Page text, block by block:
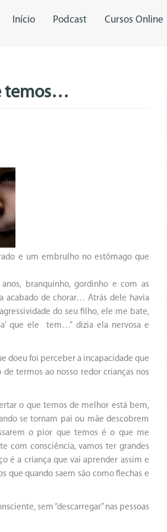
Início Podcast Cursos Online
temos…
e um embrulho no estômago que
branquinho, gordinho e com as
acabado de chorar… Atrás dele havia
do seu filho, ele me bate,
que ele tem…” dizia ela nervosa e
doeu foi perceber a incapacidade que
termos ao nosso redor crianças nos
o que temos de melhor está bem,
se tornam pai ou mãe descobrem
o pior que temos é o que me
com consciência, vamos ter grandes
é a criança que vai aprender assim e
que quando saem são como flechas e
sem “descarregar” nas pessoas